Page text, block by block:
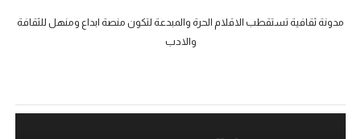
مدونة ثقافية تستقطب الاقلام الحرة والمبدعة لتكون منصة ابداع ومنهل للثقافة
والادب